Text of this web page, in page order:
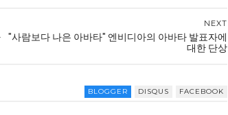
NEXT
"사람보다 나은 아바타" 엔비디아의 아바타 발표자에
대한 단상
BLOGGER DISQUS FACEBOOK